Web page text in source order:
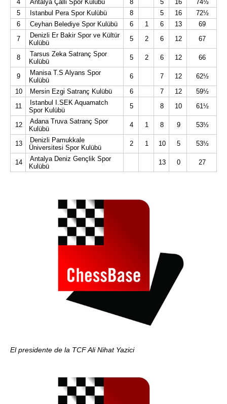
4 Antalya Çalli Spor Kulübü 8 5 16
74½
5
Istanbul Pera Spor Kulübü 8 5 16
72½
6
Ceyhan Belediye Spor Kulübü 6 1 6 13
69
7
Denizli Er Bakir Spor ve Kültür
Kulübü
5 2 6 12 67
8
Tarsus Zeka Satranç Spor
Kulübü
5 2 6 12 66
9
Manisa T.S Alyans Spor
Kulübü
6 7 12
62½
10
Mersin Ezgi Satranç Kulübü 6 7 12
59½
11
Istanbul I.SEK Aquamatch
Spor Kulübü
5 8 10 61½
12
Adana Truva Satranç Spor
Kulübü
4 1 8 9 53½
13
Denizli Pamukkale
Üniversitesi Spor Kulübü
2 1 10 5 53½
14
Antalya Deniz Gençlik Spor
Kulübü
13 0 27
El presidente de la TCF Ali Nihat Yazici